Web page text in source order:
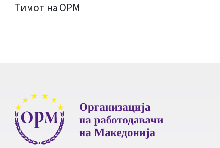
Тимот на ОРМ